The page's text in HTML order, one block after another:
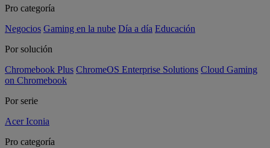
Pro categoría
Negocios Gaming en la nube Día a día Educación
Por solución
Chromebook Plus ChromeOS Enterprise Solutions Cloud Gaming
on Chromebook
Por serie
Acer Iconia
Pro categoría